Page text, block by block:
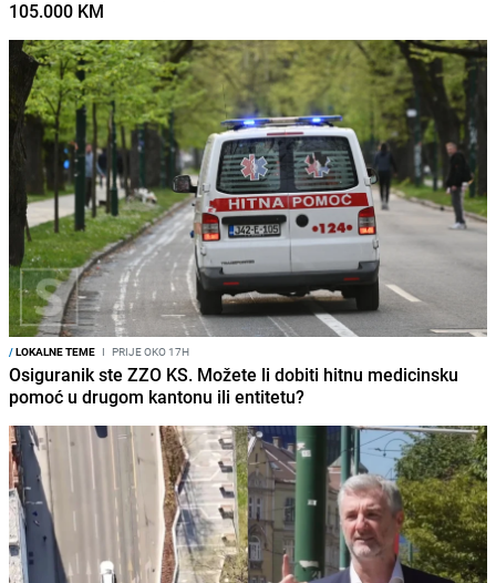
105.000 KM
/LOKALNE TEME I PRIJE OKO 17H
Osiguranik ste ZZO KS. Možete li dobiti hitnu medicinsku
pomoć u drugom kantonu ili entitetu?